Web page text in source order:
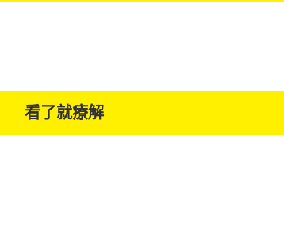
看了就療解